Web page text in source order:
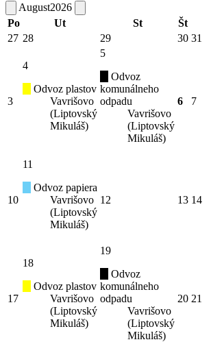
August2026
Po
Ut St Št
27 28 29 30 31
3
4
Odvoz plastov
Vavrišovo
(Liptovský
Mikuláš)
5
Odvoz
komunálneho
odpadu
Vavrišovo
(Liptovský
Mikuláš)
6 7
10
11
Odvoz papiera
Vavrišovo
(Liptovský
Mikuláš)
12 13 14
17
18
Odvoz plastov
Vavrišovo
(Liptovský
Mikuláš)
19
Odvoz
komunálneho
odpadu
Vavrišovo
(Liptovský
Mikuláš)
20 21